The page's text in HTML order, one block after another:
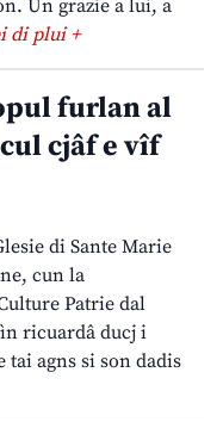
Un grazie a lui, a
di plui +
furlan al
cjâf e vîf
di Sante Marie
cun la
Patrie dal
ricuardâ ducj i
tai agns si son dadis